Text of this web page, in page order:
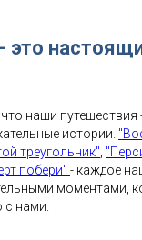
это
наши путешествия
истории.
треугольник",
побери" - каждое
моментами,
с нами.